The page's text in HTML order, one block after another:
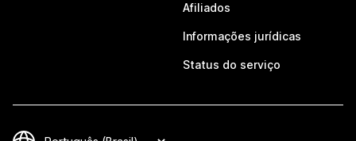
Afiliados
Informações jurídicas
Status do serviço